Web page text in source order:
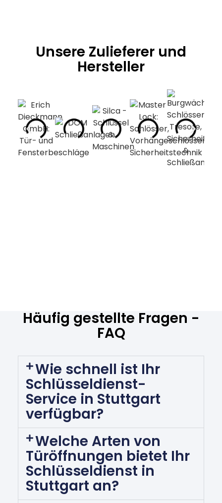
Unsere Zulieferer und
Hersteller
Häufig gestellte Fragen -
FAQ
Wie schnell ist Ihr
Schlüsseldienst-
Service in Stuttgart
verfügbar?
Welche Arten von
Türöffnungen bietet Ihr
Schlüsseldienst in
Stuttgart an?